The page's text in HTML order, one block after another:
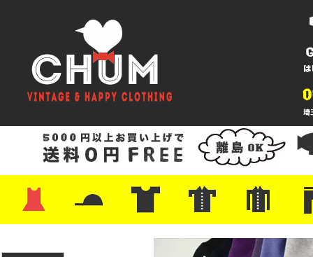
・レザーシューズ/スニーカー
・プリントTシャツ
・バンド/ツアー
・キャラクター
・Nike/adidas/スポーツ
・チャンピオン
・サーフ/スケート
・ボーダー/総柄/無地
・フットボール/リンガー
・タンクトップ/NBA・ポロシャツ
・半袖シャツ
・アロハ/サーフ/ボーリング
・ラルフ/ブランド
・無地/チェック/ストラ
・ワーク/ミリタリー/ウ
・ネル/ウール ・ショ
・アウ
・ジー
・
・ミリ
・コー
・コッ
・オー
・ジャ
ン